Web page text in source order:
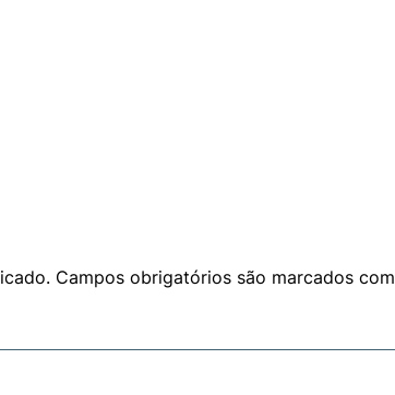
Campos obrigatórios são marcados com